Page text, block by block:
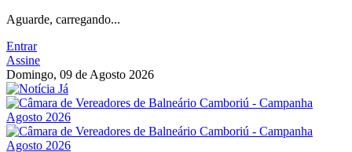
Aguarde, carregando...
Entrar
Assine
Domingo, 09 de Agosto 2026